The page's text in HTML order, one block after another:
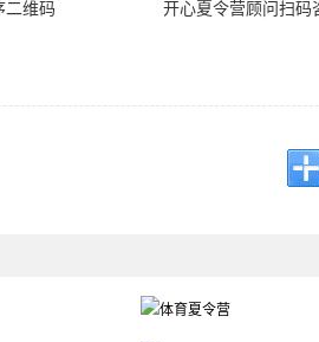
二维码 开心夏令营顾问扫码